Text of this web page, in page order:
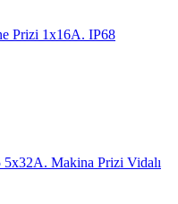
Prizi 1x16A. IP68
5x32A. Makina Prizi Vidalı